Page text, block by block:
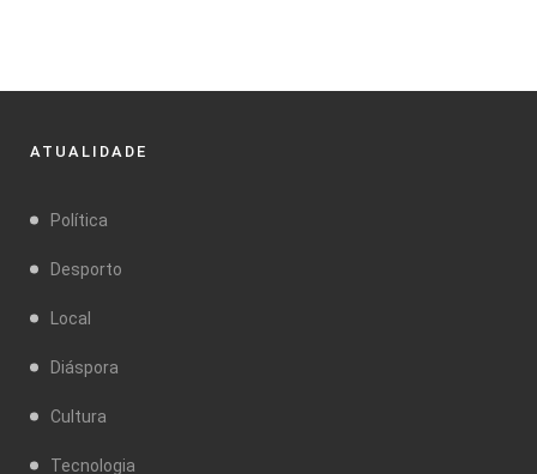
ATUALIDADE
Política
Desporto
Local
Diáspora
Cultura
Tecnologia